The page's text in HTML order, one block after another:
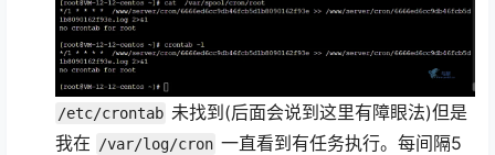
/etc/crontab 未找到(后面会说到这里有障眼法)但是
我在
/var/log/cron 一直看到有任务执行。每间隔5